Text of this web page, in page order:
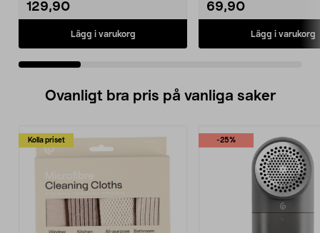
129,90
Lägg i varukorg
69,90
Lägg i varukorg
Ovanligt bra pris på vanliga saker
Kolla priset -25%